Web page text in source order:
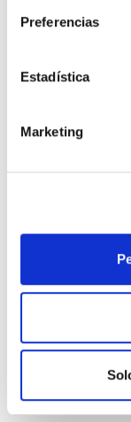
Preferencias
Estadística
Marketing